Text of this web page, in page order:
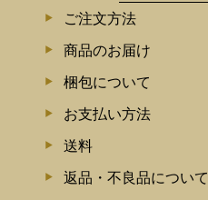
ご注文方法
商品のお届け
梱包について
お支払い方法
送料
返品・不良品について